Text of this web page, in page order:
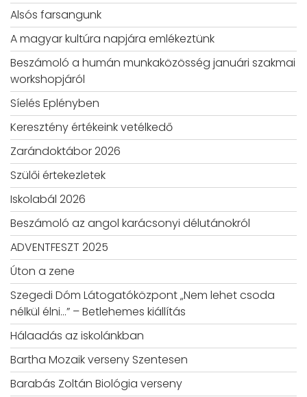
Alsós farsangunk
A magyar kultúra napjára emlékeztünk
Beszámoló a humán munkaközösség januári szakmai
workshopjáról
Síelés Eplényben
Keresztény értékeink vetélkedő
Zarándoktábor 2026
Szülői értekezletek
Iskolabál 2026
Beszámoló az angol karácsonyi délutánokról
ADVENTFESZT 2025
Úton a zene
Szegedi Dóm Látogatóközpont „Nem lehet csoda
nélkül élni…” – Betlehemes kiállítás
Hálaadás az iskolánkban
Bartha Mozaik verseny Szentesen
Barabás Zoltán Biológia verseny